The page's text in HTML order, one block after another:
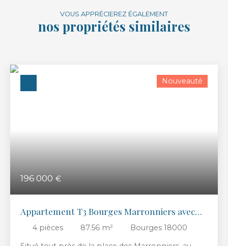
VOUS APPRÉCIEREZ ÉGALEMENT
nos propriétés similaires
196 000 €
Nouveauté
Appartement T3 Bourges Marronniers avec
terrasse
4 pièces 87.56 m²
Bourges 18000